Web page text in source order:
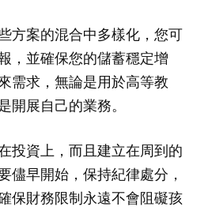
方案的混合中多樣化，您可
，並確保您的儲蓄穩定增
需求，無論是用於高等教
開展自己的業務。
投資上，而且建立在周到的
儘早開始，保持紀律處分，
保財務限制永遠不會阻礙孩